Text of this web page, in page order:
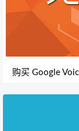
购买 Google